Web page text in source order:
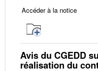
Accéder à la notice
Avis du CGEDD
réalisation du